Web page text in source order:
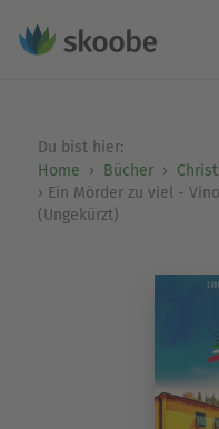
Du bist hier:
Home
Bücher
Ein Mörder zu viel -
(Ungekürzt)